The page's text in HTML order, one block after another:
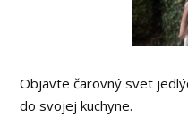
Objavte čarovný svet
do svojej kuchyne.